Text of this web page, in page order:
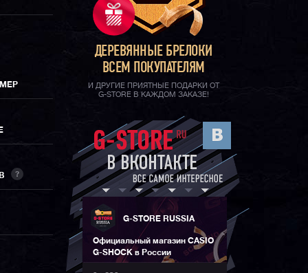
?
ДЕРЕВЯННЫЕ БРЕЛОКИ
ВСЕМ ПОКУПАТЕЛЯМ
И ДРУГИЕ ПРИЯТНЫЕ ПОДАРКИ ОТ
G-STORE В КАЖДОМ ЗАКАЗЕ!
G-STORE RUSSIA
Официальный магазин CASIO
G-SHOCK в России